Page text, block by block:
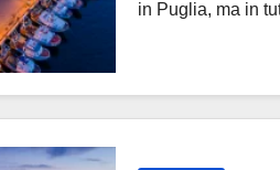
in Puglia, ma in